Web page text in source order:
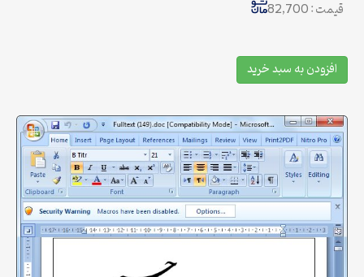
قیمت : 82,700
افزودن به سبد خرید